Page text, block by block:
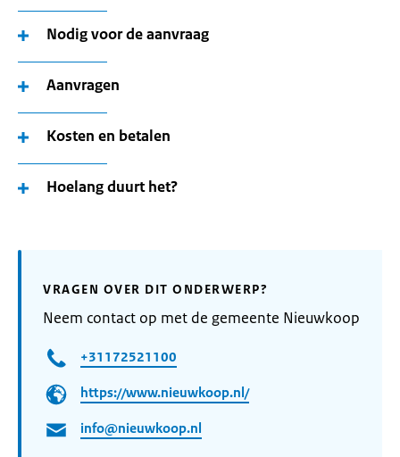
Nodig voor de aanvraag
Aanvragen
Kosten en betalen
Hoelang duurt het?
VRAGEN OVER DIT ONDERWERP?
Neem contact op met de gemeente Nieuwkoop
+31172521100
https://www.nieuwkoop.nl/
info@nieuwkoop.nl